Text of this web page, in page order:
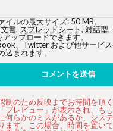
イルの最大サイズ: 50 MB。
文書, スプレッドシート, 対話型,
アップロードできます。
、Twitter および他サービ
込まれます。